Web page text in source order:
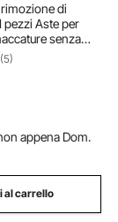
rimozione di
pezzi Aste per
senza
professionale
da
danni di
(5)
appena Dom.
al carrello